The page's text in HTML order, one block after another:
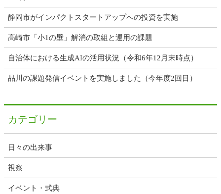
静岡市がインパクトスタートアップへの投資を実施
高崎市「小1の壁」解消の取組と運用の課題
自治体における生成AIの活用状況（令和6年12月末時点）
品川の課題発信イベントを実施しました（今年度2回目）
カテゴリー
日々の出来事
視察
イベント・式典